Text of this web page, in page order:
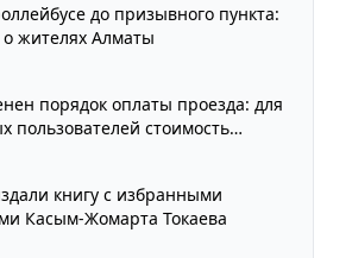
до призывного пункта:
жителях Алматы
порядок оплаты проезда: для
пользователей стоимость
книгу с избранными
Касым-Жомарта Токаева